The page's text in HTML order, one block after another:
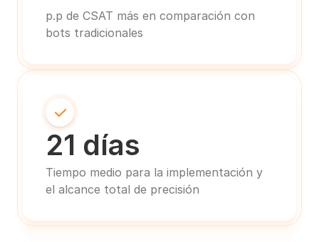
p.p de CSAT más en comparación con
bots tradicionales
21 días
Tiempo medio para la implementación y
el alcance total de precisión